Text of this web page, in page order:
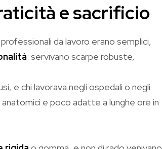
e sacrificio
da lavoro erano semplici,
: servivano scarpe robuste,
e chi lavorava negli ospedali o negli
e poco adatte a lunghe ore in